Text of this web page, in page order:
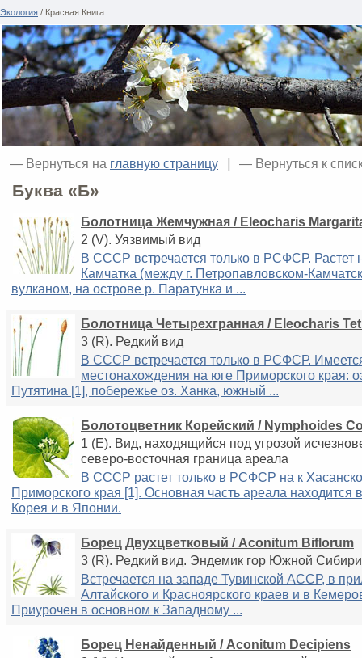
Экология / Красная Книга
— Вернуться на главную страницу | — Вернуться к
Буква «Б»
Болотница Жемчужная / Eleocharis
2 (V). Уязвимый вид
В СССР встречается только в РСФСР. Растет
Камчатка (между г. Петропавловском-
вулканом, на острове р. Паратунка и ...
Болотница Четырехгранная / Eleocharis
3 (R). Редкий вид
В СССР встречается только в РСФСР.
местонахождения на юге Приморского края:
Путятина [1], побережье оз. Ханка, южный ...
Болотоцветник Корейский / Nymphoides
1 (E). Вид, находящийся под угрозой
северо-восточная граница ареала
В СССР растет только в РСФСР на к
Приморского края [1]. Основная часть ареала находится
Корея и в Японии.
Борец Двухцветковый / Aconitum Biflorum
3 (R). Редкий вид. Эндемик гор Южной
Встречается на западе Тувинской АССР, в
Алтайского и Красноярского краев и в
Приурочен в основном к Западному ...
Борец Ненайденный / Aconitum Decipiens